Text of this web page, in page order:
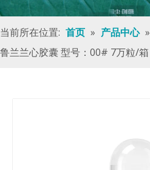
当前所在位置: 首页 » 产品中心 »
鲁兰兰心胶囊 型号：00# 7万粒/箱